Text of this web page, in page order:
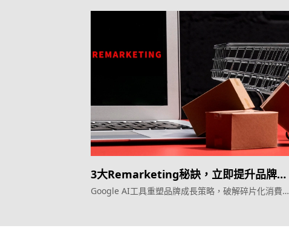
3大Remarketing秘訣，立即提升品牌轉
換率
Google AI工具重塑品牌成長策略，破解碎片化消費者